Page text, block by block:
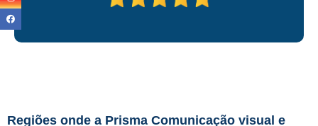
Regiões onde a Prisma Comunicação visual e